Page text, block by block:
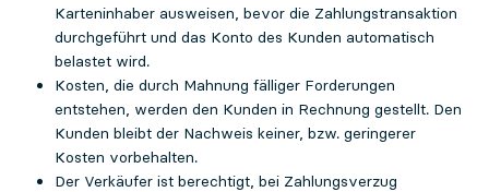
Karteninhaber ausweisen, bevor die Zahlungstransaktion
durchgeführt und das Konto des Kunden automatisch
belastet wird.
Kosten, die durch Mahnung fälliger Forderungen
entstehen, werden den Kunden in Rechnung gestellt. Den
Kunden bleibt der Nachweis keiner, bzw. geringerer
Kosten vorbehalten.
Der Verkäufer ist berechtigt, bei Zahlungsverzug